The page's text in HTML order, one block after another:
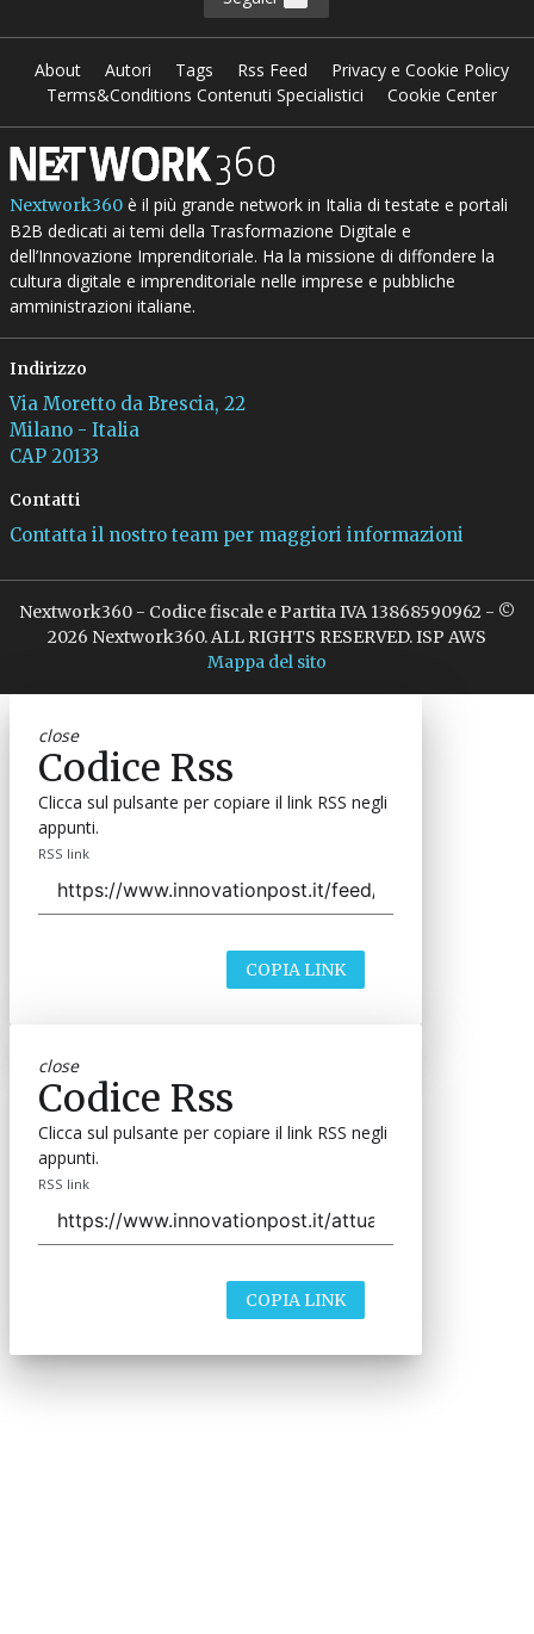
About Autori Tags Rss Feed
Privacy e Cookie Policy
Terms&Conditions Contenuti Specialistici
Cookie Center
Nextwork360è il più grande network in Italia di testate e portali
B2B dedicati ai temi della Trasformazione Digitale e
dell’Innovazione Imprenditoriale. Ha la missione di diffondere la
cultura digitale e imprenditoriale nelle imprese e pubbliche
amministrazioni italiane.
Indirizzo
Via Moretto da Brescia, 22
Milano - Italia
CAP 20133
Contatti
Contatta il nostro team per maggiori informazioni
Nextwork360 - Codice fiscale e Partita IVA 13868590962 - ©
2026 Nextwork360. ALL RIGHTS RESERVED. ISP AWS
Mappa del sito
close
Codice Rss
Clicca sul pulsante per copiare il link RSS negli
appunti.
RSS link
COPIA LINK
close
Codice Rss
Clicca sul pulsante per copiare il link RSS negli
appunti.
RSS link
COPIA LINK